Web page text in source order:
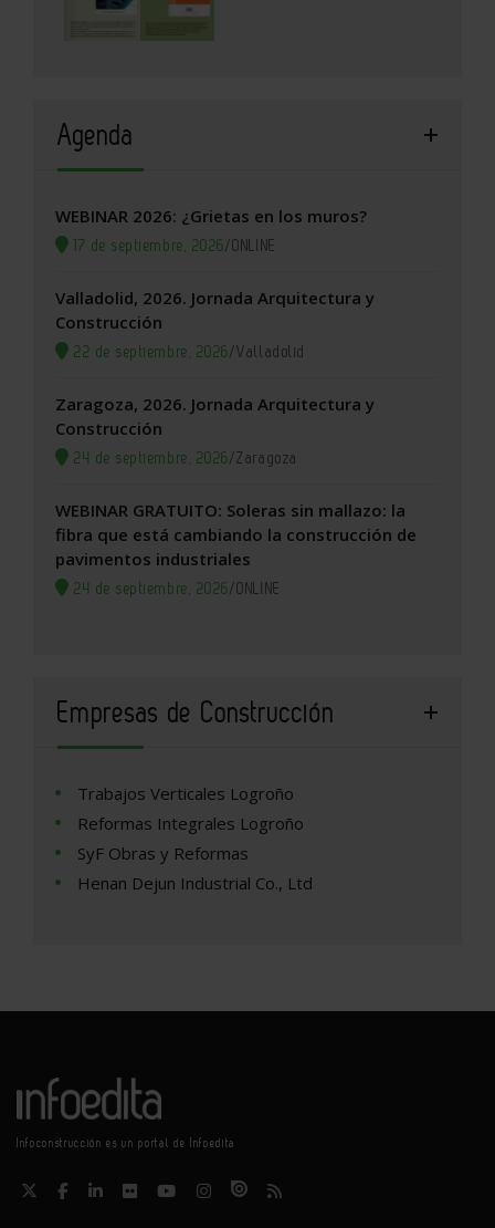
Agenda
WEBINAR 2026: ¿Grietas en los muros?
17 de septiembre, 2026/ONLINE
Valladolid, 2026. Jornada Arquitectura y
Construcción
22 de septiembre, 2026/Valladolid
Zaragoza, 2026. Jornada Arquitectura y
Construcción
24 de septiembre, 2026/Zaragoza
WEBINAR GRATUITO: Soleras sin mallazo: la
fibra que está cambiando la construcción de
pavimentos industriales
24 de septiembre, 2026/ONLINE
Empresas de Construcción
Trabajos Verticales Logroño
Reformas Integrales Logroño
SyF Obras y Reformas
Henan Dejun Industrial Co., Ltd
Infoconstrucción es un portal de Infoedita